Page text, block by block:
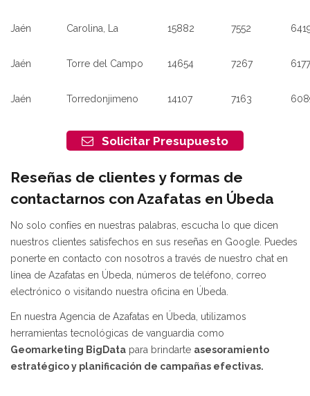
Jaén Carolina, La 15882 7552
Jaén Torre del Campo 14654 7267 6177
Jaén Torredonjimeno 14107 7163
Solicitar Presupuesto
Reseñas de clientes y formas de
contactarnos con Azafatas en Úbeda
No solo confíes en nuestras palabras, escucha lo que dicen
nuestros clientes satisfechos en sus reseñas en Google. Puedes
ponerte en contacto con nosotros a través de nuestro chat en
línea de Azafatas en Úbeda, números de teléfono, correo
electrónico o visitando nuestra oficina en Úbeda.
En nuestra Agencia de Azafatas en Úbeda, utilizamos
herramientas tecnológicas de vanguardia como
Geomarketing BigData para brindarte asesoramiento
estratégico y planificación de campañas efectivas.